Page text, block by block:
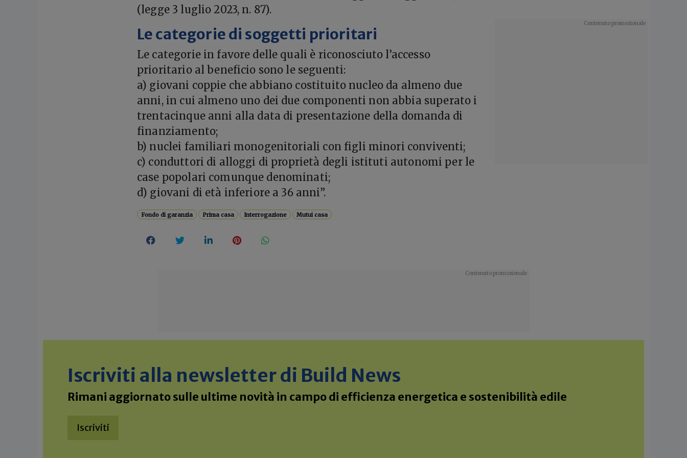
(legge 3 luglio 2023, n. 87).
Le categorie di soggetti prioritari
Le categorie in favore delle quali è riconosciuto l’accesso
prioritario al beneficio sono le seguenti:
a) giovani coppie che abbiano costituito nucleo da almeno due
anni, in cui almeno uno dei due componenti non abbia superato i
trentacinque anni alla data di presentazione della domanda di
finanziamento;
b) nuclei familiari monogenitoriali con figli minori conviventi;
c) conduttori di alloggi di proprietà degli istituti autonomi per le
case popolari comunque denominati;
d) giovani di età inferiore a 36 anni”.
Fondo di garanzia Prima casa Interrogazione Mutui casa
Iscriviti alla newsletter di Build News
Rimani aggiornato sulle ultime novità in campo di efficienza energetica e sostenibilità edile
Iscriviti